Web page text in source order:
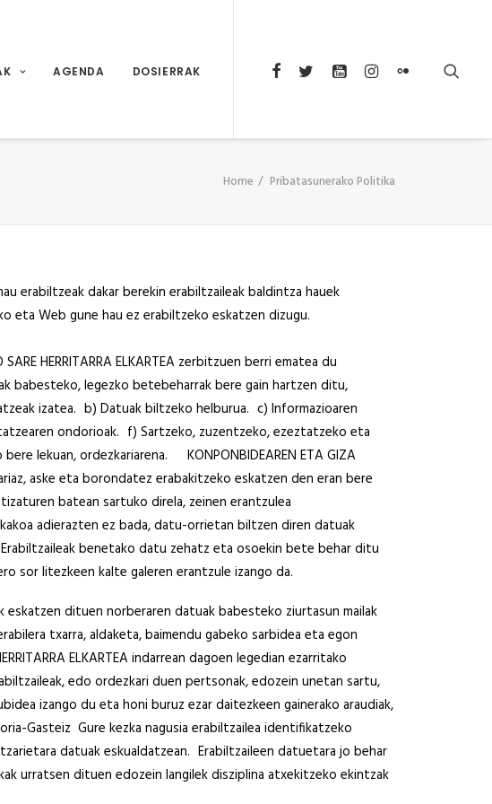
AGENDA DOSIERRAK
Home Pribatasunerako Politika
erabiltzeak dakar berekin erabiltzaileak baldintza hauek
eta Web gune hau ez erabiltzeko eskatzen dizugu.
HERRITARRA ELKARTEA zerbitzuen berri ematea du
babesteko, legezko betebeharrak bere gain hartzen ditu,
izatea. b) Datuak biltzeko helburua. c) Informazioaren
ondorioak. f) Sartzeko, zuzentzeko, ezeztatzeko eta
lekuan, ordezkariarena. KONPONBIDEAREN ETA GIZA
aske eta borondatez erabakitzeko eskatzen den eran bere
batean sartuko direla, zeinen erantzulea
adierazten ez bada, datu-orrietan biltzen diren datuak
benetako datu zehatz eta osoekin bete behar ditu
sor litezkeen kalte galeren erantzule izango da.
eskatzen dituen norberaren datuak babesteko ziurtasun mailak
txarra, aldaketa, baimendu gabeko sarbidea eta egon
ELKARTEA indarrean dagoen legedian ezarritako
edo ordezkari duen pertsonak, edozein unetan sartu,
izango du eta honi buruz ezar daitezkeen gainerako araudiak,
Gasteiz Gure kezka nagusia erabiltzailea identifikatzeko
datuak eskualdatzean. Erabiltzaileen datuetara jo behar
urratsen dituen edozein langilek disziplina atxekitzeko ekintzak